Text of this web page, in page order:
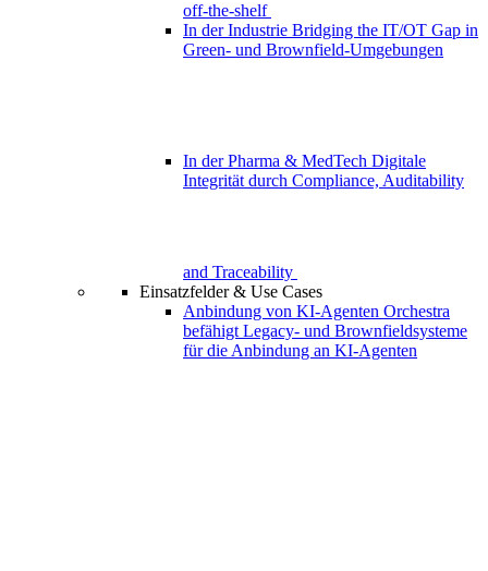
off-the-shelf
In der Industrie Bridging the IT/OT Gap in
Green- und Brownfield-Umgebungen
In der Pharma & MedTech Digitale
Integrität durch Compliance, Auditability
and Traceability
Einsatzfelder & Use Cases
Anbindung von KI-Agenten Orchestra
befähigt Legacy- und Brownfieldsysteme
für die Anbindung an KI-Agenten